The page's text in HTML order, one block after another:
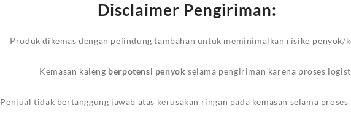
Disclaimer Pengiriman:
Produk dikemas dengan pelindung tambahan untuk meminimalkan risiko penyok/
Kemasan kaleng berpotensi penyok selama pengiriman karena proses
Penjual tidak bertanggung jawab atas kerusakan ringan pada kemasan selama